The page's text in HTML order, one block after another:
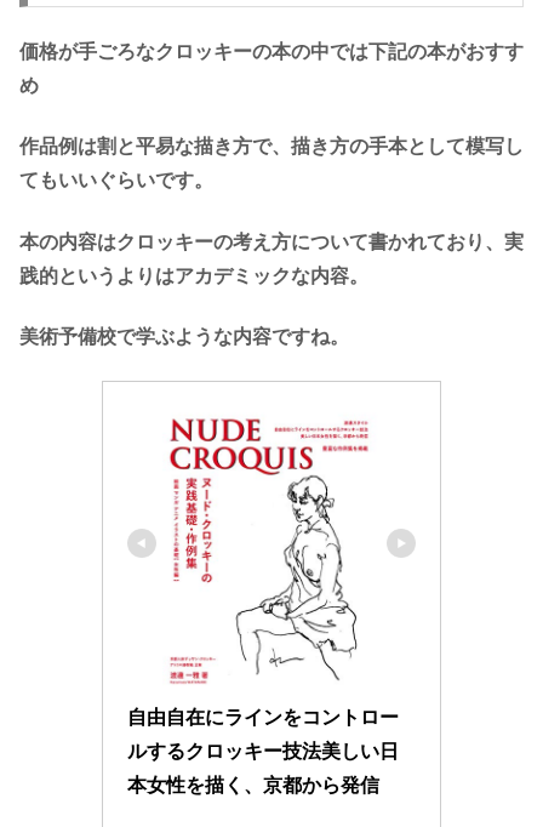
価格が手ごろなクロッキーの本の中では下記の本がおすす
め
作品例は割と平易な描き方で、描き方の手本として模写し
てもいいぐらいです。
本の内容はクロッキーの考え方について書かれており、実
践的というよりはアカデミックな内容。
美術予備校で学ぶような内容ですね。
自由自在にラインをコントロー
ルするクロッキー技法美しい日
本女性を描く、京都から発信